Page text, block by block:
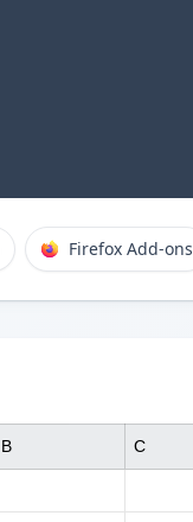
Firefox Add-ons
B C